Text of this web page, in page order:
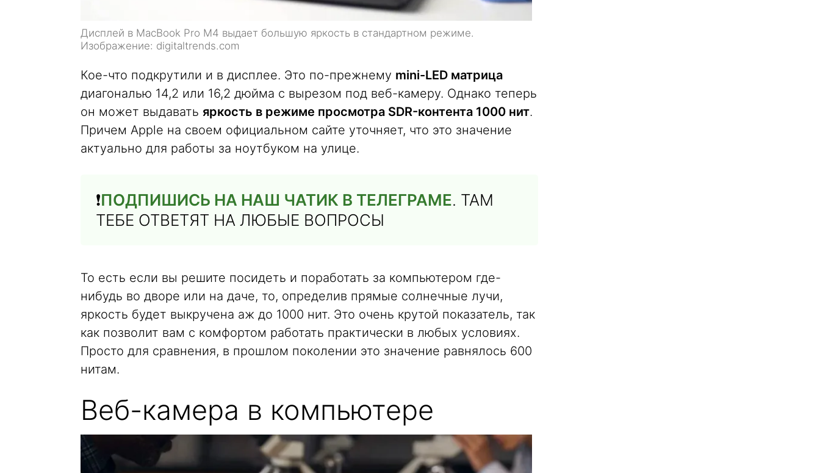
Дисплей в MacBook Pro M4 выдает большую яркость в стандартном режиме.
Изображение: digitaltrends.com
Кое-что подкрутили и в дисплее. Это по-прежнему mini-LED матрица
диагональю 14,2 или 16,2 дюйма с вырезом под веб-камеру. Однако теперь
он может выдавать яркость в режиме просмотра SDR-контента 1000 нит.
Причем Apple на своем официальном сайте уточняет, что это значение
актуально для работы за ноутбуком на улице.
❗️ПОДПИШИСЬ НА НАШ ЧАТИК В ТЕЛЕГРАМЕ. ТАМ
ТЕБЕ ОТВЕТЯТ НА ЛЮБЫЕ ВОПРОСЫ
То есть если вы решите посидеть и поработать за компьютером где-
нибудь во дворе или на даче, то, определив прямые солнечные лучи,
яркость будет выкручена аж до 1000 нит. Это очень крутой показатель, так
как позволит вам с комфортом работать практически в любых условиях.
Просто для сравнения, в прошлом поколении это значение равнялось 600
нитам.
Веб-камера в компьютере